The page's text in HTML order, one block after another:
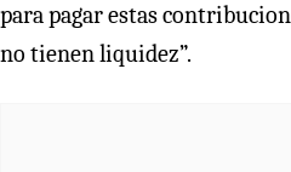
para pagar estas
no tienen liquidez”.